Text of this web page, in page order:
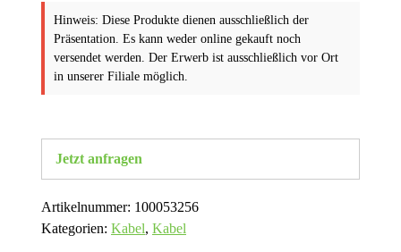
Hinweis: Diese Produkte dienen ausschließlich der
Präsentation. Es kann weder online gekauft noch
versendet werden. Der Erwerb ist ausschließlich vor Ort
in unserer Filiale möglich.
Jetzt anfragen
Artikelnummer: 100053256
Kategorien: Kabel, Kabel